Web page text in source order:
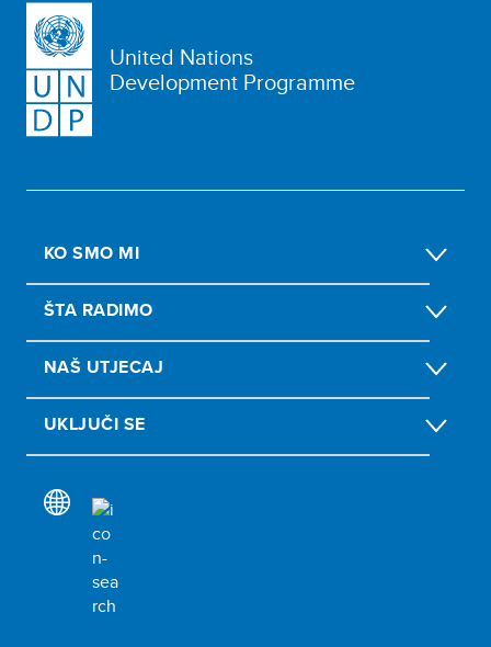
United Nations
Development Programme
KO SMO MI
ŠTA RADIMO
NAŠ UTJECAJ
UKLJUČI SE